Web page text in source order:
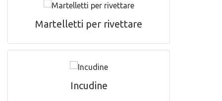
Martelletti per rivettare
Incudine